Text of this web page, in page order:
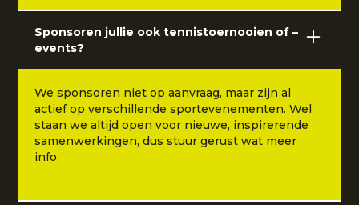
Sponsoren jullie ook tennistoernooien of –
events?
We sponsoren niet op aanvraag, maar zijn al
actief op verschillende sportevenementen. Wel
staan we altijd open voor nieuwe, inspirerende
samenwerkingen, dus stuur gerust wat meer
info.